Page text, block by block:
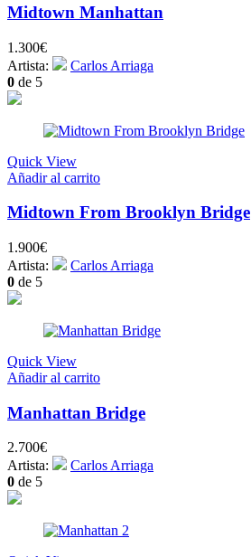
Midtown Manhattan
1.300€
Artista:
Carlos Arriaga
0 de 5
Quick View
Añadir al carrito
Midtown From Brooklyn Bridge
1.900€
Artista:
Carlos Arriaga
0 de 5
Quick View
Añadir al carrito
Manhattan Bridge
2.700€
Artista:
Carlos Arriaga
0 de 5